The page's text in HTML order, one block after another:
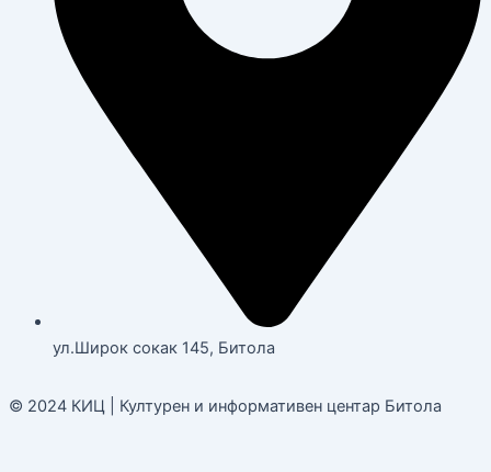
ул.Широк сокак 145, Битола
© 2024 КИЦ | Културен и информативен центар Битола